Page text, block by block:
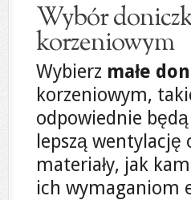
Wybór
korzeniowym
Wybierz małe
korzeniowym,
odpowiednie
lepszą
materiały, jak
ich wymaganiom